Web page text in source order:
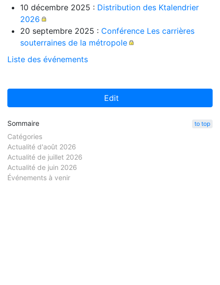
10 décembre 2025 : Distribution des Ktalendrier
2026
20 septembre 2025 : Conférence Les carrières
souterraines de la métropole
Liste des événements
Edit
Sommaire to top
Catégories
Actualité d'août 2026
Actualité de juillet 2026
Actualité de juin 2026
Événements à venir